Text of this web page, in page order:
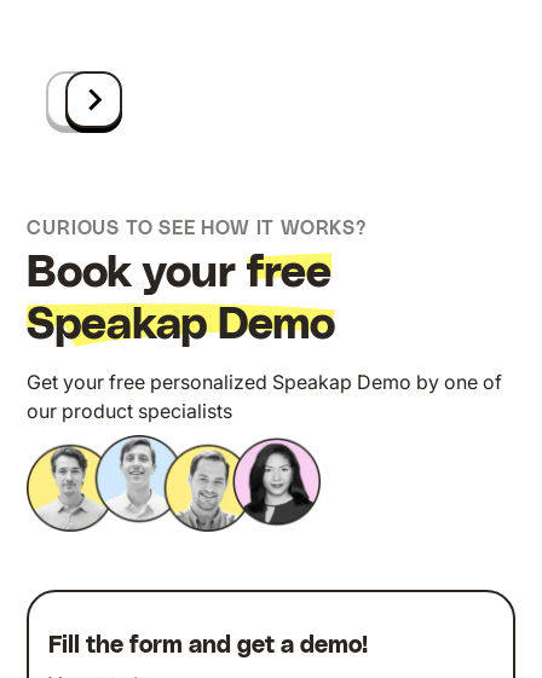
CURIOUS TO SEE HOW IT WORKS?
Book yourfree
Speakap Demo
Get your free personalized Speakap Demo by one of
our product specialists
Fill the form and get a demo!